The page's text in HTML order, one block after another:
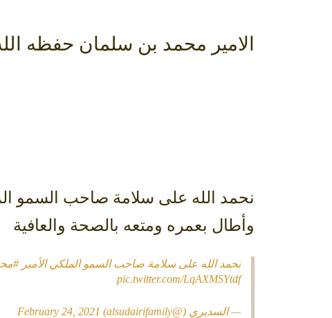
الامير محمد بن سلمان حفظه
نحمد الله على سلامة ⁧‫صاحب السمو
وأطال بعمره ومتعه بالصحة والعافية
نحمد الله على سلامة صاحب السمو الملكي الأمير
pic.twitter.com/LqAXMSYtdf
— السديري (@alsudairifamily) February 24, 2021